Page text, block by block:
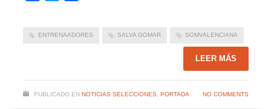
ENTRENAADORES SALVA GOMAR SOMVALENCIANA
LEER MÁS
PUBLICADO EN NOTICIAS SELECCIONES, PORTADA NO COMMENTS